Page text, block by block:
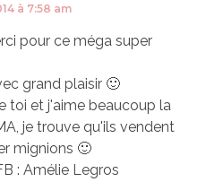
à 7:58 am
pour ce méga super
grand plaisir 🙂
toi et j'aime beaucoup la
je trouve qu'ils vendent
mignions 🙂
: Amélie Legros